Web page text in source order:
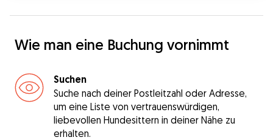
Wie man eine Buchung vornimmt
Suchen
Suche nach deiner Postleitzahl oder Adresse,
um eine Liste von vertrauenswürdigen,
liebevollen Hundesittern in deiner Nähe zu
erhalten.